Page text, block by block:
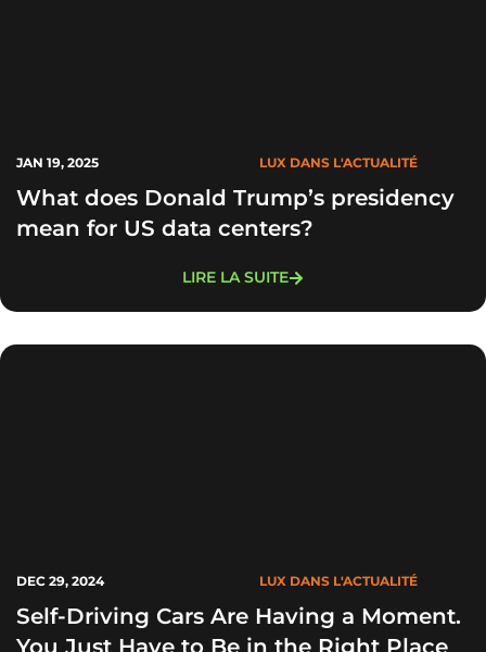
JAN 19, 2025 LUX DANS L'ACTUALITÉ
What does Donald Trump’s presidency
mean for US data centers?
LIRE LA SUITE
DEC 29, 2024 LUX DANS L'ACTUALITÉ
Self-Driving Cars Are Having a Moment.
You Just Have to Be in the Right Place